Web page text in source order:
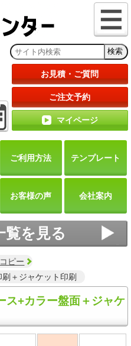
お見積・ご質問
ご注文予約
マイページ
ご利用方法 テンプレート
お客様の声 会社案内
覧を見る
ピー
＋ジャケット印刷
ス+カラー盤面＋ジャケ